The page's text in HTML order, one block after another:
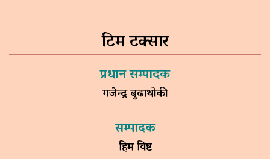
टिम टक्सार
प्रधान सम्पादक
गजेन्द्र बुढाथोकी
सम्पादक
हिम विष्ट